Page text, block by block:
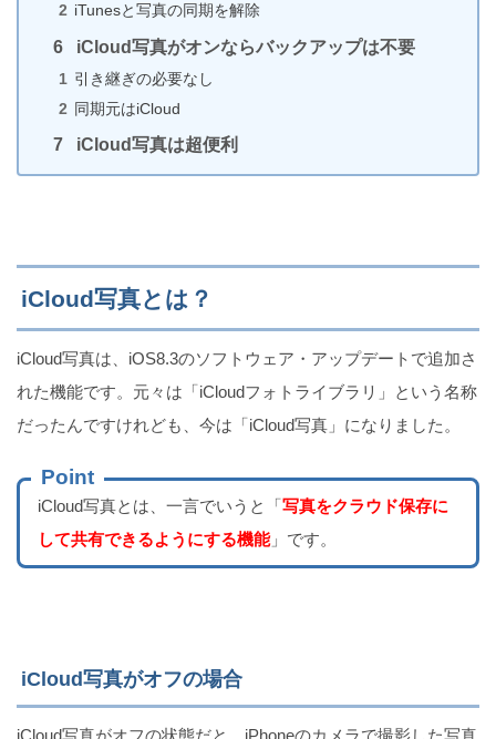
iPhoneでマナーモード中にアラームを鳴らさない方
iPhoneのカメラで人物以外をポートレート撮影する
容量節約！iPhoneカメラのLiveを常にオフにする方
法
LINEの通話履歴の見方！iPhoneには消した履歴も残
iPhone自動化！就寝中・会議中だけマナーモードに
iTunesと写真の同期を解除
iCloud写真がオンならバックアップは不要
引き継ぎの必要なし
同期元はiCloud
iCloud写真は超便利
iCloud写真とは？
iCloud写真は、iOS8.3のソフトウェア・アップデートで追加さ
れた機能です。元々は「iCloudフォトライブラリ」という名称
だったんですけれども、今は「iCloud写真」になりました。
Point
iCloud写真とは、一言でいうと「写真をクラウド保存に
して共有できるようにする機能」です。
iCloud写真がオフの場合
iCloud写真がオフの状態だと、iPhoneのカメラで撮影した写真